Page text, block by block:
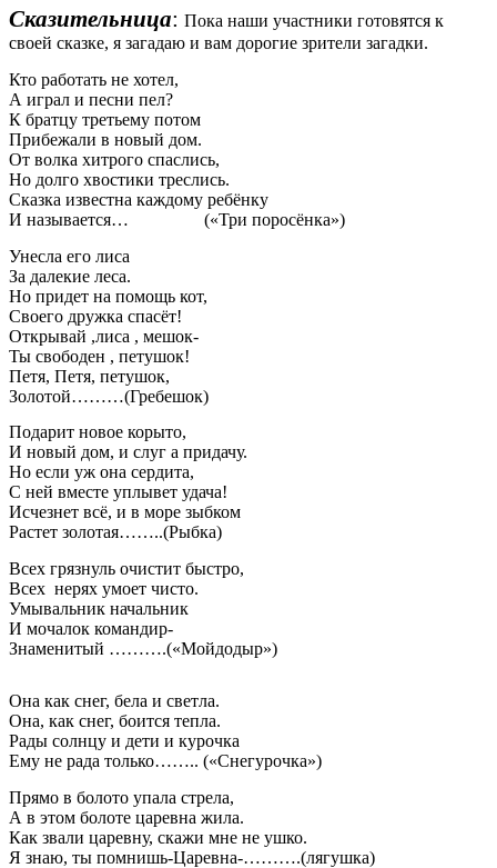
Сказительница: Пока наши участники готовятся к
своей сказке, я загадаю и вам дорогие зрители загадки.
Кто работать не хотел,
А играл и песни пел?
К братцу третьему потом
Прибежали в новый дом.
От волка хитрого спаслись,
Но долго хвостики треслись.
Сказка известна каждому ребёнку
И называется… («Три поросёнка»)
Унесла его лиса
За далекие леса.
Но придет на помощь кот,
Своего дружка спасёт!
Открывай ,лиса , мешок-
Ты свободен , петушок!
Петя, Петя, петушок,
Золотой………(Гребешок)
Подарит новое корыто,
И новый дом, и слуг а придачу.
Но если уж она сердита,
С ней вместе уплывет удача!
Исчезнет всё, и в море зыбком
Растет золотая……..(Рыбка)
Всех грязнуль очистит быстро,
Всех нерях умоет чисто.
Умывальник начальник
И мочалок командир-
Знаменитый ……….(«Мойдодыр»)
Она как снег, бела и светла.
Она, как снег, боится тепла.
Рады солнцу и дети и курочка
Ему не рада только…….. («Снегурочка»)
Прямо в болото упала стрела,
А в этом болоте царевна жила.
Как звали царевну, скажи мне не ушко.
Я знаю, ты помнишь-Царевна-……….(лягушка)